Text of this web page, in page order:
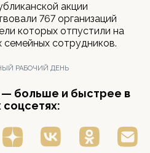
акции
767 организаций
которых отпустили на
семейных сотрудников.
РАБОЧИЙ ДЕНЬ
больше и быстрее в